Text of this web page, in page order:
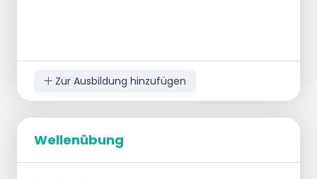
Zur Ausbildung hinzufügen
Wellenübung